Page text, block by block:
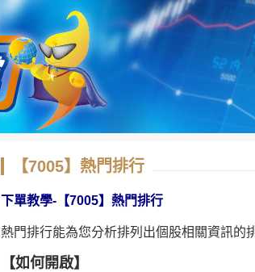
【7005】熱門排行
下單教學-【7005】熱門排行
熱門排行能為您分析排列出個股相關資訊的
【如何開啟】